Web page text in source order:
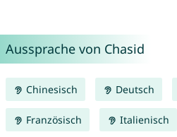
Aussprache von Chasid
Chinesisch Deutsch
Französisch Italienisch